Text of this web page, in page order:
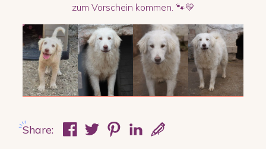
zum Vorschein kommen. 🐾💛
Share: